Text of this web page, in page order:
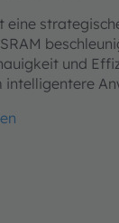
eine
und